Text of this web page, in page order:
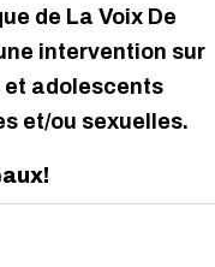
de La Voix De
intervention sur
et adolescents
et/ou sexuelles.